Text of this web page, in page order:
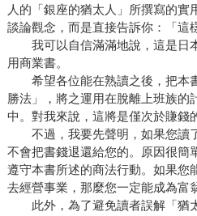
人的「銀座的猶太人」所撰寫的實
談論觀念，而是直接告訴你：「這
我可以自信滿滿地說，這是日
用商業書。
希望各位能在熟讀之後，把本
勝法」，將之運用在脫離上班族的
中。對我來說，這將是僅次於賺錢
不過，我要先聲明，如果您讀
不會把書錢退還給您的。原因很簡
遵守本書所述的商法行動。如果您
去經營事業，那麼您一定能成為富
此外，為了避免讀者誤解「猶